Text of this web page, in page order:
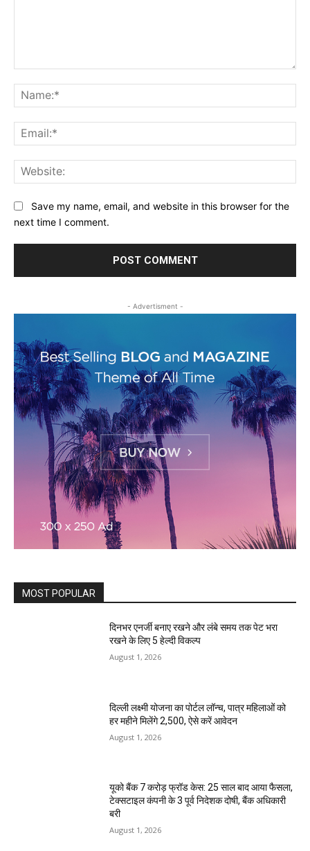
Save my name, email, and website in this browser for the
next time I comment.
- Advertisment -
MOST POPULAR
दिनभर एनर्जी बनाए रखने और लंबे समय तक पेट भरा
रखने के लिए 5 हेल्दी विकल्प
August 1, 2026
दिल्ली लक्ष्मी योजना का पोर्टल लॉन्च, पात्र महिलाओं को
हर महीने मिलेंगे ₹2,500, ऐसे करें आवेदन
August 1, 2026
यूको बैंक 7 करोड़ फ्रॉड केस: 25 साल बाद आया फैसला,
टेक्सटाइल कंपनी के 3 पूर्व निदेशक दोषी, बैंक अधिकारी
बरी
August 1, 2026